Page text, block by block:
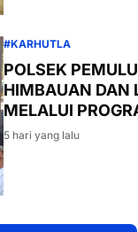
#KARHUTLA
POLSEK
HIMBAUAN DAN
MELALUI
KE DESA-DESA
5 hari yang lalu